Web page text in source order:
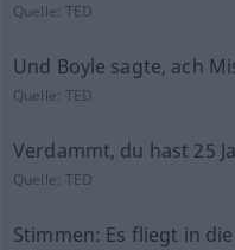
Quelle:TED
Und Boyle sagte, ach
Quelle:TED
Verdammt, du hast 25
Quelle:TED
Stimmen: Es fliegt in